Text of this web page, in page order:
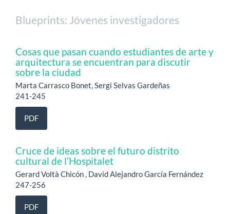
Blueprints: Jóvenes investigadores
Cosas que pasan cuando estudiantes de arte y
arquitectura se encuentran para discutir
sobre la ciudad
Marta Carrasco Bonet, Sergi Selvas Gardeñas
241-245
PDF
Cruce de ideas sobre el futuro distrito
cultural de l’Hospitalet
Gerard Voltà Chicón , David Alejandro García Fernández
247-256
PDF